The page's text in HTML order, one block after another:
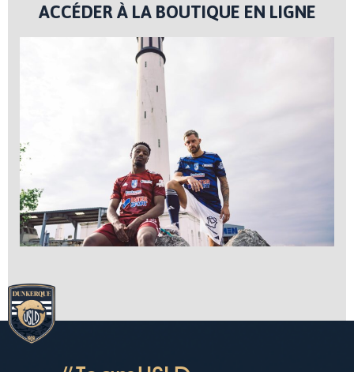
ACCÉDER À LA BOUTIQUE EN LIGNE